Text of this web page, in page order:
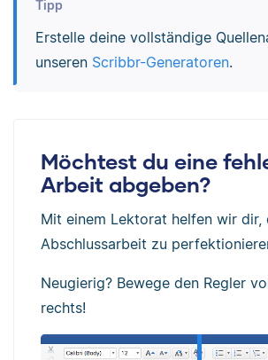
Tipp
Erstelle deine vollständige
unseren Scribbr-Generatoren.
Möchtest du eine
Arbeit abgeben?
Mit einem Lektorat helfen wir dir,
Abschlussarbeit zu
Neugierig? Bewege den Regler
rechts!